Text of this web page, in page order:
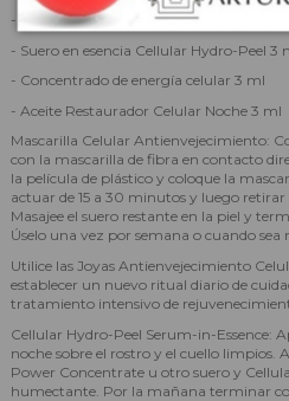
- Mascarilla Celular Antiedad Lámina 20
- Suero en esencia Cellular Hydro-Peel 3
- Concentrado de energía celular 3 ml
- Aceite Restaurador Celular Noche 3 ml
Mascarilla Celular Antienvejecimiento:
con la mascarilla de fibra en contacto
la película de plástico y coloque la
actuar de 15 a 30 minutos y luego
Masajee el suero restante en la piel y
Úselo una vez por semana o cuando sea
Utilice las Joyas Antienvejecimiento
establecer un nuevo ritual diario de
tratamiento intensivo de
Cellular Hydro-Peel Serum-in-Essence:
noche sobre el rostro y el cuello limpios.
Power Concentrate u otro suero y
humectante. Por la mañana terminar